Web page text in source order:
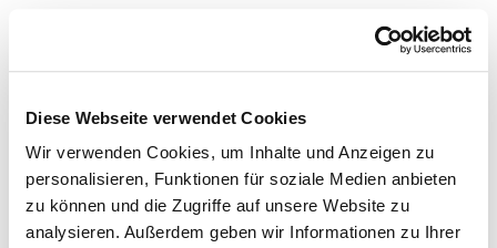
Diese Webseite verwendet Cookies
Wir verwenden Cookies, um Inhalte und Anzeigen zu
personalisieren, Funktionen für soziale Medien anbieten
zu können und die Zugriffe auf unsere Website zu
analysieren. Außerdem geben wir Informationen zu Ihrer